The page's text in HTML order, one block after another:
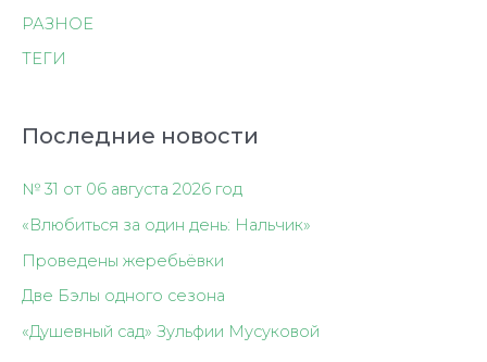
РАЗНОЕ
ТЕГИ
Последние новости
№ 31 от 06 августа 2026 год
«Влюбиться за один день: Нальчик»
Проведены жеребьёвки
Две Бэлы одного сезона
«Душевный сад» Зульфии Мусуковой